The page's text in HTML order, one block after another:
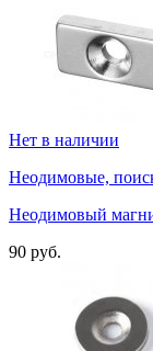
Нет в наличии
Неодимовые,
Неодимовый
90 руб.